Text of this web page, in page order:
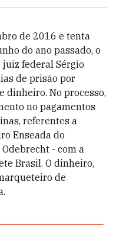
de 2016 e tenta
do ano passado, o
federal Sérgio
de prisão por
dinheiro. No processo,
no pagamentos
referentes a
Enseada do
- com a
Brasil. O dinheiro,
de